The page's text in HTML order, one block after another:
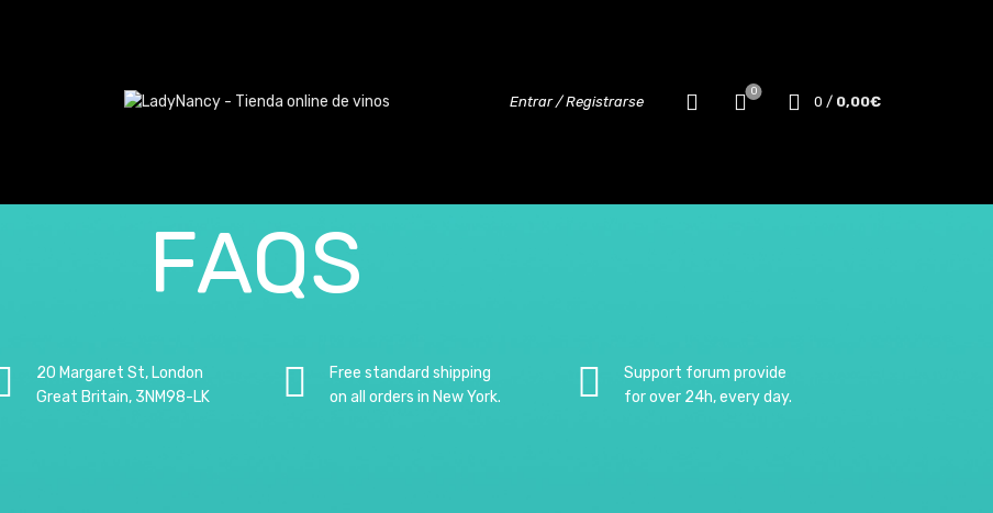
Entrar / Registrarse
0
0 / 0,00€
FAQS
20 Margaret St, London
Great Britain, 3NM98-LK
Free standard shipping
on all orders in New York.
Support forum provide
for over 24h, every day.